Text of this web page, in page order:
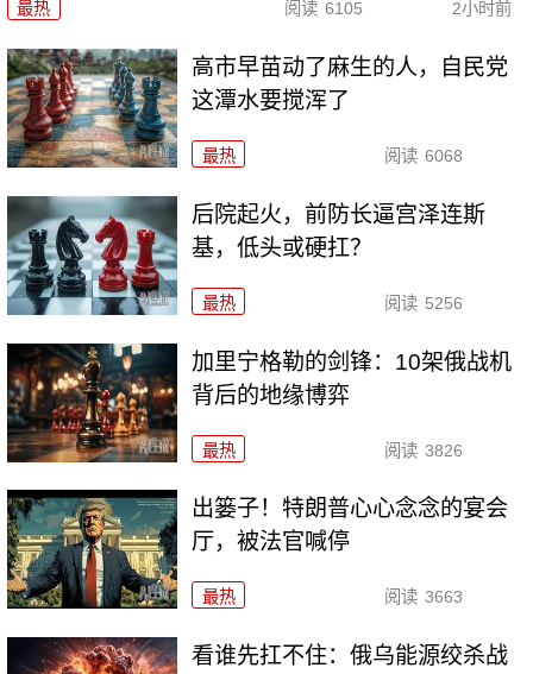
最热 阅读 6105 2小时前
高市早苗动了麻生的人，自民党
这潭水要搅浑了
最热 阅读 6068
后院起火，前防长逼宫泽连斯
基，低头或硬扛？
最热 阅读 5256
加里宁格勒的剑锋：10架俄战机
背后的地缘博弈
最热 阅读 3826
出篓子！特朗普心心念念的宴会
厅，被法官喊停
最热 阅读 3663
看谁先扛不住：俄乌能源绞杀战